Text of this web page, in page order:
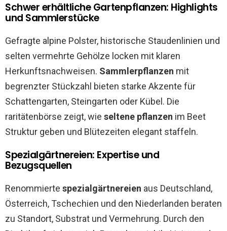
Schwer erhältliche Gartenpflanzen: Highlights
und Sammlerstücke
Gefragte alpine Polster, historische Staudenlinien und
selten vermehrte Gehölze locken mit klaren
Herkunftsnachweisen. Sammlerpflanzen mit
begrenzter Stückzahl bieten starke Akzente für
Schattengarten, Steingarten oder Kübel. Die
raritätenbörse zeigt, wie seltene pflanzen im Beet
Struktur geben und Blütezeiten elegant staffeln.
Spezialgärtnereien: Expertise und
Bezugsquellen
Renommierte spezialgärtnereien aus Deutschland,
Österreich, Tschechien und den Niederlanden beraten
zu Standort, Substrat und Vermehrung. Durch den